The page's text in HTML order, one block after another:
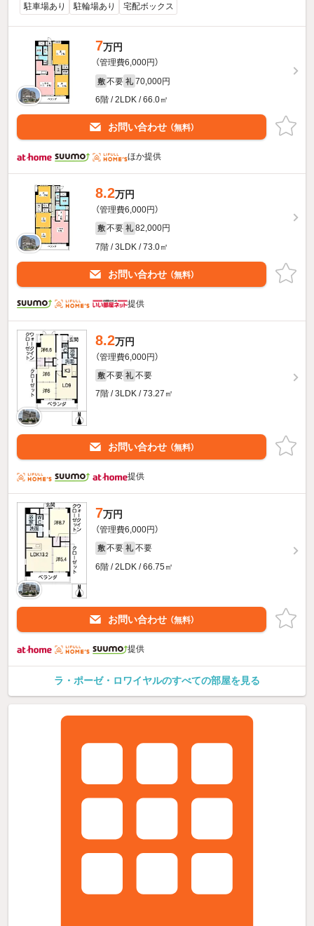
駐車場あり 駐輪場あり 宅配ボックス
7万円
（管理費6,000円）
敷 不要 礼 70,000円
6階 / 2LDK / 66.0㎡
お問い合わせ （無料）
ほか提供
8.2万円
（管理費6,000円）
敷 不要 礼 82,000円
7階 / 3LDK / 73.0㎡
お問い合わせ （無料）
提供
8.2万円
（管理費6,000円）
敷 不要 礼 不要
7階 / 3LDK / 73.27㎡
お問い合わせ （無料）
提供
7万円
（管理費6,000円）
敷 不要 礼 不要
6階 / 2LDK / 66.75㎡
お問い合わせ （無料）
提供
ラ・ポーゼ・ロワイヤルのすべての部屋を見る